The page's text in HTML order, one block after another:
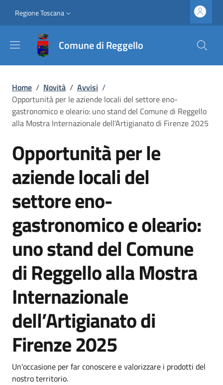
Slim top
Regione Toscana
Comune di Reggello
Briciole di pane
Home / Novità / Avvisi /
Opportunità per le aziende locali del settore eno-
gastronomico e oleario: uno stand del Comune di Reggello
alla Mostra Internazionale dell’Artigianato di Firenze 2025
Opportunità per le
aziende locali del
settore eno-
gastronomico e oleario:
uno stand del Comune
di Reggello alla Mostra
Internazionale
dell’Artigianato di
Firenze 2025
Dettagli
Descrizione breve
Un'occasione per far conoscere e valorizzare i prodotti del
nostro territorio.